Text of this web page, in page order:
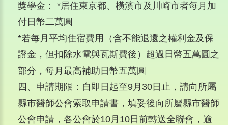
獎學金： *居住東京都、橫濱市及川崎市者每月加
付日幣二萬圓
*若每月平均住宿費用（含不能退還之權利金及保
證金，但扣除水電與瓦斯費後）超過日幣五萬圓之
部分，每月最高補助日幣五萬圓
四、申請期限：自即日起至9月30日止，請向所屬
縣市醫師公會索取申請書，填妥後向所屬縣市醫師
公會申請，各公會於10月10日前轉送全聯會，逾